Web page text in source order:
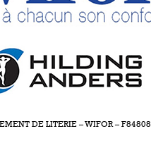
DE LITERIE – WIFOR – F84808